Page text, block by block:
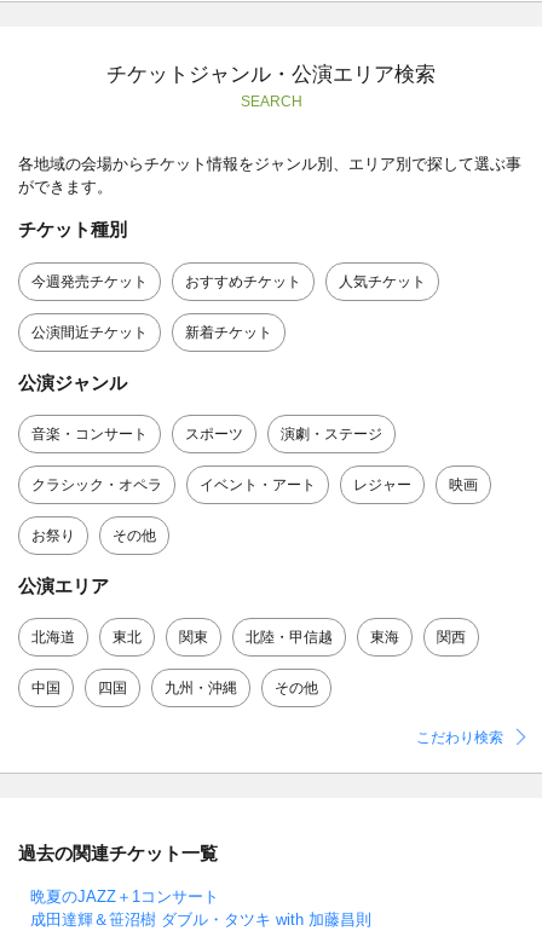
チケットジャンル・公演エリア検索
SEARCH
各地域の会場からチケット情報をジャンル別、エリア別で探して選ぶ事
ができます。
チケット種別
今週発売チケット おすすめチケット 人気チケット
公演間近チケット 新着チケット
公演ジャンル
音楽・コンサート スポーツ 演劇・ステージ
クラシック・オペラ イベント・アート レジャー 映画
お祭り その他
公演エリア
北海道 東北 関東 北陸・甲信越 東海 関西
中国 四国 九州・沖縄 その他
こだわり検索
過去の関連チケット一覧
晩夏のJAZZ＋1コンサート
成田達輝＆笹沼樹 ダブル・タツキ with 加藤昌則